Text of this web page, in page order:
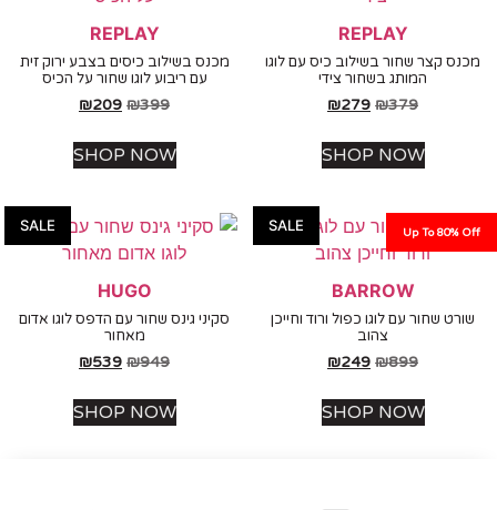
REPLAY
קצר שחור בשילוב כיס עם לוגו
המותג בשחור צידי
₪
₪279
SHOP NOW
REPLAY
מכנס בשילוב כיסים בצבע ירוק זית
עם ריבוע לוגו שחור על הכיס
₪
₪209
SHOP NOW
SALE Up To
BARROW
שחור עם לוגו כפול ורוד וחייכן
₪
₪249
SHOP NOW
SALE
HUGO
סקיני גינס שחור עם הדפס לוגו אדום
מאחור
₪
₪539
SHOP NOW